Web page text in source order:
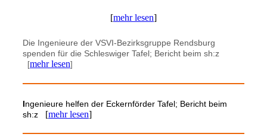
[mehr lesen]
Die Ingenieure der VSVI-Bezirksgruppe Rendsburg
spenden für die Schleswiger Tafel; Bericht beim sh:z
[mehr lesen]
Ingenieure helfen der Eckernförder Tafel; Bericht beim
sh:z
[mehr lesen]